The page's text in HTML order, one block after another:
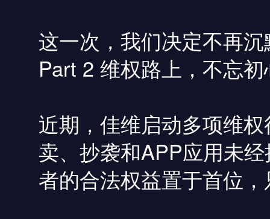
这一次，我们决定不再
Part 2 维权路上，不忘初
近期，佳维启动多项维
卖、抄袭和APP应用未
者的合法权益置于首位